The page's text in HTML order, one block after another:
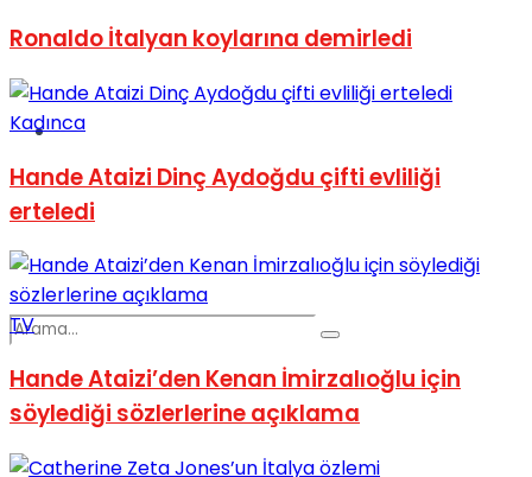
Podcast
Ronaldo İtalyan koylarına demirledi
Kadınca
Hande Ataizi Dinç Aydoğdu çifti evliliği
erteledi
TV
Hande Ataizi’den Kenan İmirzalıoğlu için
söylediği sözlerlerine açıklama